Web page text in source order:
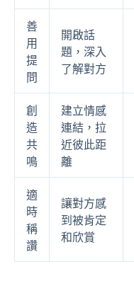
善
用
提
問
開啟話
題，深入
了解對方
創
造
共
鳴
建立情感
連結，拉
近彼此距
離
適
時
稱
讚
讓對方感
到被肯定
和欣賞